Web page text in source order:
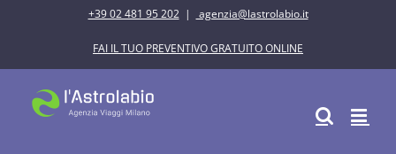
contenuto
+39 02 481 95 202 | agenzia@lastrolabio.it
FAI IL TUO PREVENTIVO GRATUITO ONLINE